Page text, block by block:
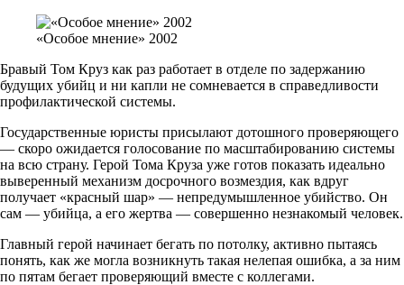
«Особое мнение» 2002
Бравый Том Круз как раз работает в отделе по задержанию
будущих убийц и ни капли не сомневается в справедливости
профилактической системы.
Государственные юристы присылают дотошного проверяющего
— скоро ожидается голосование по масштабированию системы
на всю страну. Герой Тома Круза уже готов показать идеально
выверенный механизм досрочного возмездия, как вдруг
получает «красный шар» — непредумышленное убийство. Он
сам — убийца, а его жертва — совершенно незнакомый человек.
Главный герой начинает бегать по потолку, активно пытаясь
понять, как же могла возникнуть такая нелепая ошибка, а за ним
по пятам бегает проверяющий вместе с коллегами.